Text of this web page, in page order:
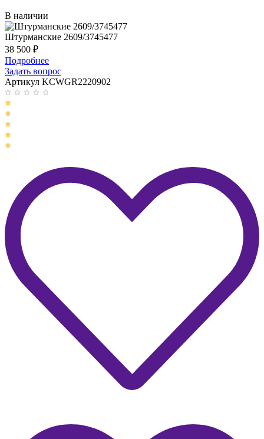
В наличии
Штурманские 2609/3745477
38 500 ₽
Подробнее
Задать вопрос
Артикул KCWGR2220902